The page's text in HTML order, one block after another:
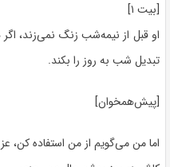
[بیت ۱]
او قبل از نیمه‌شب زنگ نمی‌زند، اگر
تبدیل شب به روز را بکند.
[پیش‌همخوان]
اما من می‌گویم از من استفاده کن،